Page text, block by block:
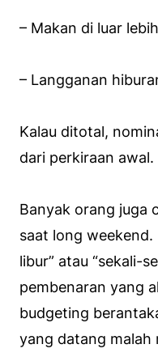
– Makan di luar
– Langganan
Kalau ditotal,
dari perkiraan awal.
Banyak orang juga
saat long weekend.
libur” atau “sekali-
pembenaran yang
budgeting
yang datang malah